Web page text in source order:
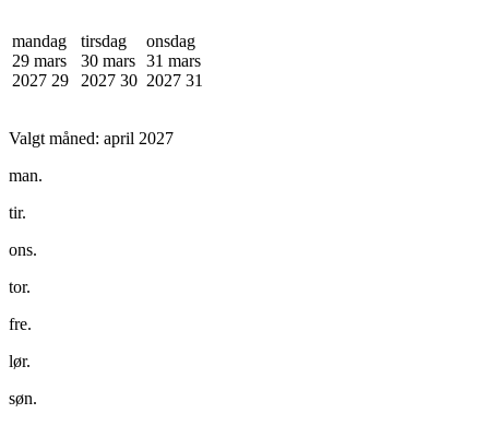
mandag
29 mars
2027 29
tirsdag
30 mars
2027 30
onsdag
31 mars
2027 31
Valgt måned: april 2027
man.
tir.
ons.
tor.
fre.
lør.
søn.